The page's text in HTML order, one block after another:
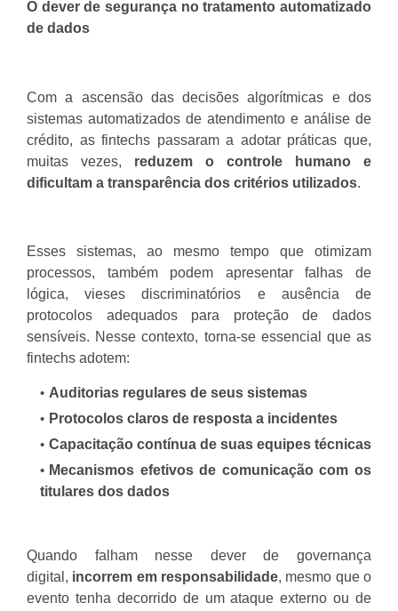
O dever de segurança no tratamento automatizado
de dados
Com a ascensão das decisões algorítmicas e dos
sistemas automatizados de atendimento e análise de
crédito, as fintechs passaram a adotar práticas que,
muitas vezes, reduzem o controle humano e
dificultam a transparência dos critérios utilizados.
Esses sistemas, ao mesmo tempo que otimizam
processos, também podem apresentar falhas de
lógica, vieses discriminatórios e ausência de
protocolos adequados para proteção de dados
sensíveis. Nesse contexto, torna-se essencial que as
fintechs adotem:
Auditorias regulares de seus sistemas
Protocolos claros de resposta a incidentes
Capacitação contínua de suas equipes técnicas
Mecanismos efetivos de comunicação com os
titulares dos dados
Quando falham nesse dever de governança
digital, incorrem em responsabilidade, mesmo que o
evento tenha decorrido de um ataque externo ou de